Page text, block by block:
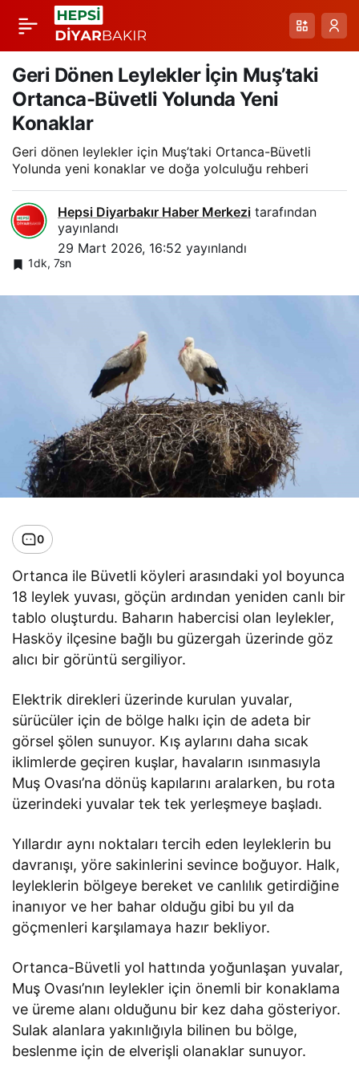
Geri Dönen Leylekler İçin Muş’taki
Ortanca-Büvetli Yolunda Yeni
Konaklar
Geri dönen leylekler için Muş’taki Ortanca-Büvetli
Yolunda yeni konaklar ve doğa yolculuğu rehberi
Hepsi Diyarbakır Haber Merkezi tarafından
yayınlandı
29 Mart 2026, 16:52 yayınlandı
1dk, 7sn
0
Ortanca ile Büvetli köyleri arasındaki yol boyunca
18 leylek yuvası, göçün ardından yeniden canlı bir
tablo oluşturdu. Baharın habercisi olan leylekler,
Hasköy ilçesine bağlı bu güzergah üzerinde göz
alıcı bir görüntü sergiliyor.
Elektrik direkleri üzerinde kurulan yuvalar,
sürücüler için de bölge halkı için de adeta bir
görsel şölen sunuyor. Kış aylarını daha sıcak
iklimlerde geçiren kuşlar, havaların ısınmasıyla
Muş Ovası’na dönüş kapılarını aralarken, bu rota
üzerindeki yuvalar tek tek yerleşmeye başladı.
Yıllardır aynı noktaları tercih eden leyleklerin bu
davranışı, yöre sakinlerini sevince boğuyor. Halk,
leyleklerin bölgeye bereket ve canlılık getirdiğine
inanıyor ve her bahar olduğu gibi bu yıl da
göçmenleri karşılamaya hazır bekliyor.
Ortanca-Büvetli yol hattında yoğunlaşan yuvalar,
Muş Ovası’nın leylekler için önemli bir konaklama
ve üreme alanı olduğunu bir kez daha gösteriyor.
Sulak alanlara yakınlığıyla bilinen bu bölge,
beslenme için de elverişli olanaklar sunuyor.
Saipbeyli Köyünde
Nesli Tehlikede Su
Samuru Görüntüsü ve
Yerel Gözlem
Paylaş